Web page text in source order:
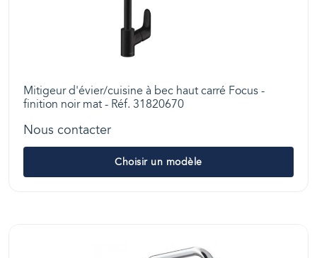
Mitigeur d'évier/cuisine à bec haut carré Focus -
finition noir mat - Réf. 31820670
Nous contacter
Choisir un modèle